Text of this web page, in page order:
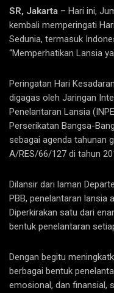
SR, Jakarta – Hari ini,
kembali memperingati
Sedunia, termasuk
“Memperhatikan Lansia
Peringatan Hari
digagas oleh Jaringan
Penelantaran Lansia
Perserikatan Bangsa-
sebagai agenda tahunan
A/RES/66/127 di tahun
Dilansir dari laman
PBB, penelantaran lansia
Diperkirakan satu dari
bentuk penelantaran
Dengan begitu
berbagai bentuk
emosional, dan finansial,